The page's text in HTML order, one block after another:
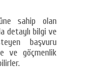
sahip olan
detaylı bilgi ve
başvuru
ve göçmenlik